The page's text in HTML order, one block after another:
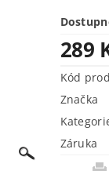
289
Kód
Značka
Záruka